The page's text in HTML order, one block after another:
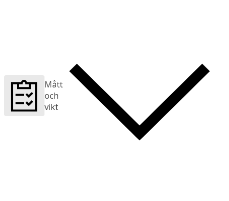
Mått
och
vikt